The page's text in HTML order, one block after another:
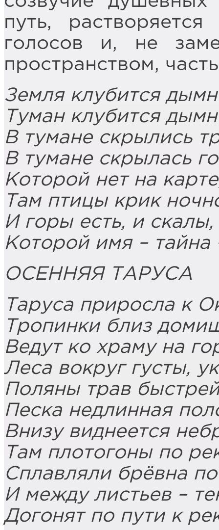
путь,
голосов и, не
пространством,
Земля клубится
Туман клубится
В тумане скрылись
В тумане скрылась
Которой нет на
Там птицы крик
И горы есть, и
Которой имя – тайна
ОСЕННЯЯ ТАРУСА
Таруса приросла к
Тропинки близ
Ведут ко храму на
Леса вокруг густы,
Поляны трав
Песка недлинная
Внизу виднеется
Там плотогоны по
Сплавляли брёвна
И между листьев –
Догонят по пути к